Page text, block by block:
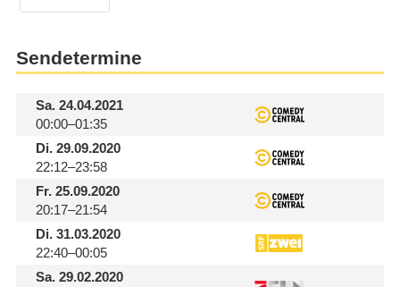
Sendetermine
Sa.24.04.2021
00:00–01:35
Di.29.09.2020
22:12–23:58
Fr.25.09.2020
20:17–21:54
Di.31.03.2020
22:40–00:05
Sa.29.02.2020